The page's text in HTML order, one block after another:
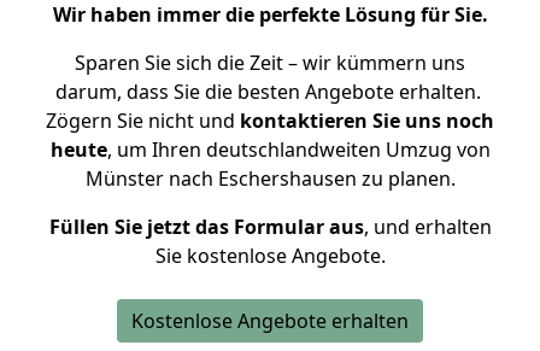
Wir haben immer die perfekte Lösung für Sie.
Sparen Sie sich die Zeit – wir kümmern uns
darum, dass Sie die besten Angebote erhalten.
Zögern Sie nicht und kontaktieren Sie uns noch
heute, um Ihren deutschlandweiten Umzug von
Münster nach Eschershausen zu planen.
Füllen Sie jetzt das Formular aus, und erhalten
Sie kostenlose Angebote.
Kostenlose Angebote erhalten